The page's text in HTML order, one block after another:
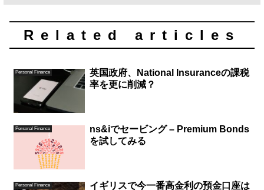
Related articles
Personal Finance
英国政府、National Insuranceの課税
率を更に削減？
Personal Finance
ns&iでセービング – Premium Bonds
を試してみる
Personal Finance
イギリスで今一番高金利の預金口座は